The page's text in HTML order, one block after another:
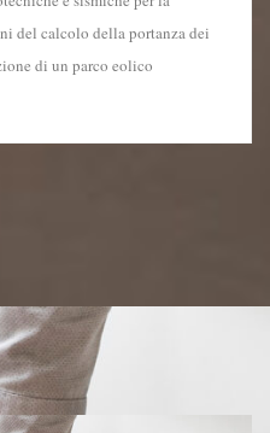
del calcolo della portanza dei
di un parco eolico